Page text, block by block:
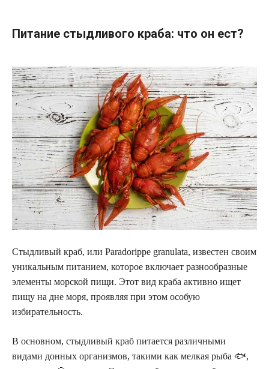
Питание стыдливого краба: что он ест?
Стыдливый краб, или Paradorippe granulata, известен своим
уникальным питанием, которое включает разнообразные
элементы морской пищи. Этот вид краба активно ищет
пищу на дне моря, проявляя при этом особую
избирательность.
В основном, стыдливый краб питается различными
видами донных организмов, такими как мелкая рыба 🐟,